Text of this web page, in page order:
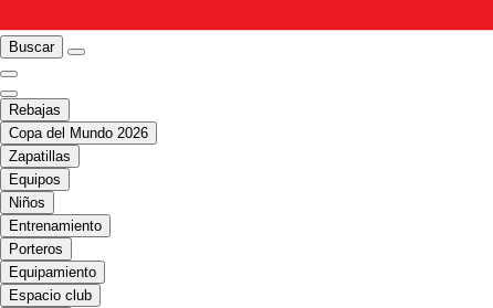
Buscar
Rebajas
Copa del Mundo 2026
Zapatillas
Equipos
Niños
Entrenamiento
Porteros
Equipamiento
Espacio club